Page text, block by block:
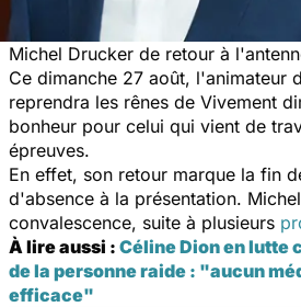
Michel Drucker de retour à
Ce dimanche 27 août, l'animateur
reprendra les rênes de Vivement
bonheur pour celui qui vient de
épreuves.
En effet, son retour marque la fin
d'absence à la présentation.
convalescence, suite à plusieurs
À lire aussi : Céline Dion en lutte
de la personne raide : "aucun
efficace"